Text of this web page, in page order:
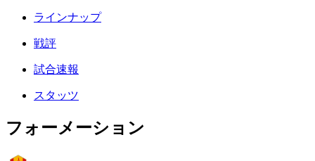
ラインナップ
戦評
試合速報
スタッツ
フォーメーション